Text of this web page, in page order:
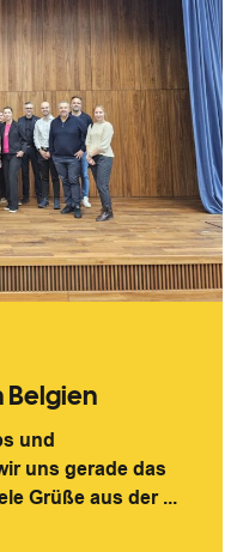
Belgien
und
uns gerade das
Grüße aus der ...